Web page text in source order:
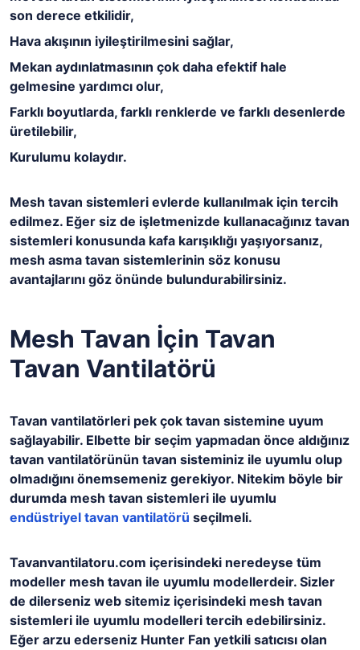
son derece etkilidir,
Hava akışının iyileştirilmesini sağlar,
Mekan aydınlatmasının çok daha efektif hale
gelmesine yardımcı olur,
Farklı boyutlarda, farklı renklerde ve farklı desenlerde
üretilebilir,
Kurulumu kolaydır.
Mesh tavan sistemleri evlerde kullanılmak için tercih
edilmez. Eğer siz de işletmenizde kullanacağınız tavan
sistemleri konusunda kafa karışıklığı yaşıyorsanız,
mesh asma tavan sistemlerinin söz konusu
avantajlarını göz önünde bulundurabilirsiniz.
Mesh Tavan İçin Tavan
Tavan Vantilatörü
Tavan vantilatörleri pek çok tavan sistemine uyum
sağlayabilir. Elbette bir seçim yapmadan önce aldığınız
tavan vantilatörünün tavan sisteminiz ile uyumlu olup
olmadığını önemsemeniz gerekiyor. Nitekim böyle bir
durumda mesh tavan sistemleri ile uyumlu
endüstriyel tavan vantilatörü seçilmeli.
Tavanvantilatoru.com içerisindeki neredeyse tüm
modeller mesh tavan ile uyumlu modellerdeir. Sizler
de dilerseniz web sitemiz içerisindeki mesh tavan
sistemleri ile uyumlu modelleri tercih edebilirsiniz.
Eğer arzu ederseniz Hunter Fan yetkili satıcısı olan